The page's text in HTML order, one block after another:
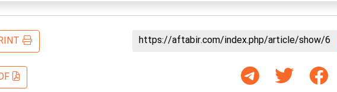
https://aftabir.com/index.php/article/show/6